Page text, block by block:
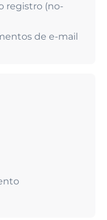
registro (no-
de e-mail